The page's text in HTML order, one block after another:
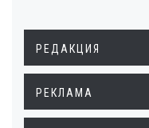
РЕДАКЦИЯ
РЕКЛАМА